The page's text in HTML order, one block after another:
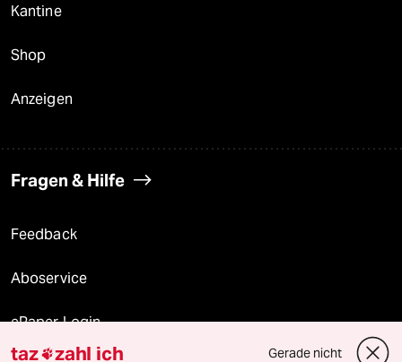
Kantine
Shop
Anzeigen
Fragen & Hilfe
Feedback
Aboservice
ePaper Login
taz zahl ich Gerade nicht